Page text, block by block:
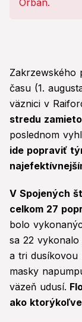
Zakrzewského
času (1.
väznici v
stredu
poslednom
ide popraviť
V Spojených
celkom 27
bolo
sa 22
a tri dusíkovou
masky
väzeň udusí.
ako